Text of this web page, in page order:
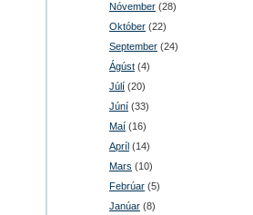
Nóvember (28)
Október (22)
September (24)
Ágúst (4)
Júlí (20)
Júní (33)
Maí (16)
Apríl (14)
Mars (10)
Febrúar (5)
Janúar (8)